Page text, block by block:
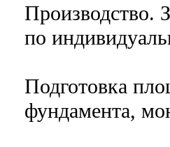
Производство.
по
Подготовка
фундамента,